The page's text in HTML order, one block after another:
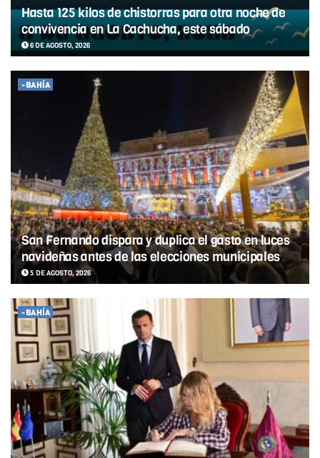
Hasta 125 kilos de chistorras para otra noche de
convivencia en La Cachucha, este sábado
6 DE AGOSTO, 2026
-BAHÍA
San Fernando dispara y duplica el gasto en luces
navideñas antes de las elecciones municipales
5 DE AGOSTO, 2026
-BAHÍA